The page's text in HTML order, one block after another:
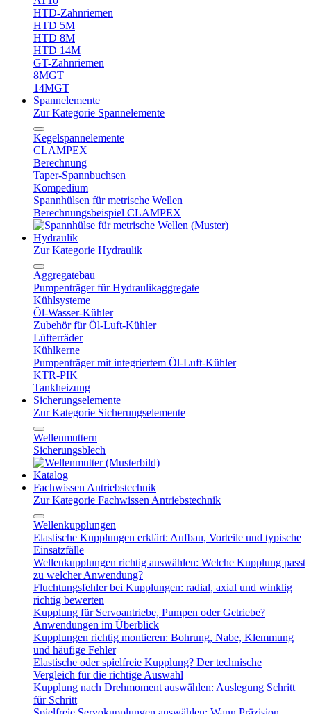
HTD-Zahnriemen
HTD 5M
HTD 8M
HTD 14M
GT-Zahnriemen
8MGT
14MGT
Spannelemente
Zur Kategorie Spannelemente
Kegelspannelemente
CLAMPEX
Berechnung
Taper-Spannbuchsen
Kompedium
Spannhülsen für metrische Wellen
Berechnungsbeispiel CLAMPEX
Hydraulik
Zur Kategorie Hydraulik
Aggregatebau
Pumpenträger für Hydraulikaggregate
Kühlsysteme
Öl-Wasser-Kühler
Zubehör für Öl-Luft-Kühler
Lüfterräder
Kühlkerne
Pumpenträger mit integriertem Öl-Luft-Kühler
KTR-PIK
Tankheizung
Sicherungselemente
Zur Kategorie Sicherungselemente
Wellenmuttern
Sicherungsblech
Katalog
Fachwissen Antriebstechnik
Zur Kategorie Fachwissen Antriebstechnik
Wellenkupplungen
Elastische Kupplungen erklärt: Aufbau, Vorteile und typische
Einsatzfälle
Wellenkupplungen richtig auswählen: Welche Kupplung passt
zu welcher Anwendung?
Fluchtungsfehler bei Kupplungen: radial, axial und winklig
richtig bewerten
Kupplung für Servoantriebe, Pumpen oder Getriebe?
Anwendungen im Überblick
Kupplungen richtig montieren: Bohrung, Nabe, Klemmung
und häufige Fehler
Elastische oder spielfreie Kupplung? Der technische
Vergleich für die richtige Auswahl
Kupplung nach Drehmoment auswählen: Auslegung Schritt
für Schritt